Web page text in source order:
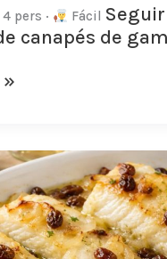
4 pers · Fácil
canapés de